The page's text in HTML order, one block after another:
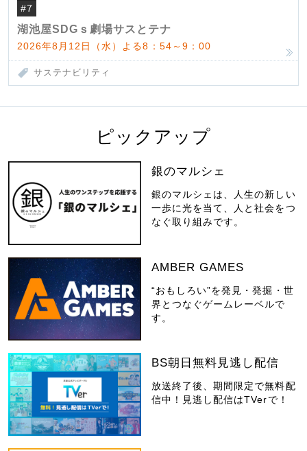
#7
湖池屋SDGｓ劇場サスとテナ
2026年8月12日（水）よる8：54～9：00
サステナビリティ
ピックアップ
銀のマルシェ
銀のマルシェは、人生の新しい
一歩に光を当て、人と社会をつ
なぐ取り組みです。
AMBER GAMES
“おもしろい”を発見・発掘・世
界とつなぐゲームレーベルで
す。
BS朝日無料見逃し配信
放送終了後、期間限定で無料配
信中！見逃し配信はTVerで！